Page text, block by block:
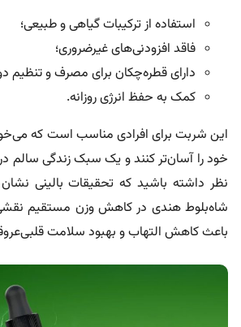
استفاده از ترکیبات گیاهی و طبیعی؛
فاقد افزودنی‌های غیرضروری؛
دارای قطره‌چکان برای مصرف و تنظیم
کمک به حفظ انرژی روزانه.
این شربت برای افرادی مناسب است که
خود را آسان‌تر کنند و یک سبک زندگی سالم
نظر داشته باشید که تحقیقات بالینی نشان
شاه‌بلوط هندی در کاهش وزن مستقیم نقشی
باعث کاهش التهاب و بهبود سلامت